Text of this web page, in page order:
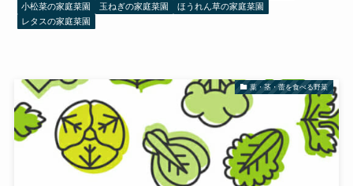
小松菜の家庭菜園
玉ねぎの家庭菜園
ほうれん草の家庭菜園
レタスの家庭菜園
葉・茎・蕾を食べる野菜